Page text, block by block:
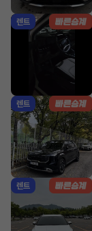
렌트
렌트
렌트